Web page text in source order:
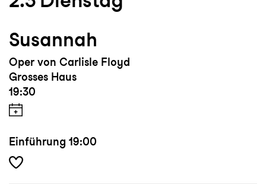
Susannah
Oper von Carlisle Floyd
Grosses Haus
19:30
Einführung 19:00